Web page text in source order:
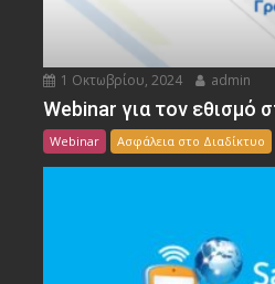
1 Οκτωβρίου, 2024 admin
Webinar για τον εθισμό
Webinar Ασφάλεια στο Διαδίκτυο